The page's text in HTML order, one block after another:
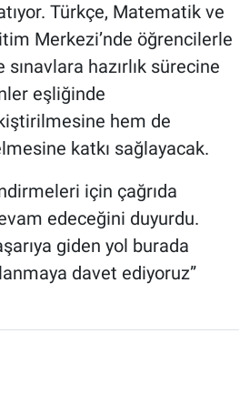
Türkçe, Matematik ve
Merkezi’nde öğrencilerle
sınavlara hazırlık sürecine
eşliğinde
hem de
katkı sağlayacak.
için çağrıda
edeceğini duyurdu.
giden yol burada
davet ediyoruz”